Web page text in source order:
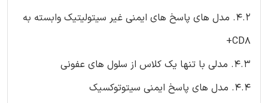
4.2. مدل های پاسخ های ایمنی غیر سیتولیتیک وابسته به
CD8+
4.3. مدلی با تنها یک کلاس از سلول های عفونی
4.4. مدل های پاسخ ایمنی سیتوتوکسیک